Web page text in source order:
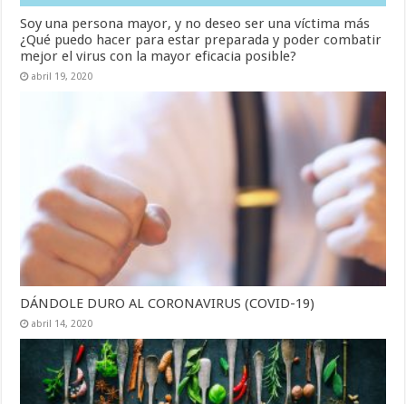
Soy una persona mayor, y no deseo ser una víctima más
¿Qué puedo hacer para estar preparada y poder combatir
mejor el virus con la mayor eficacia posible?
abril 19, 2020
DÁNDOLE DURO AL CORONAVIRUS (COVID-19)
abril 14, 2020